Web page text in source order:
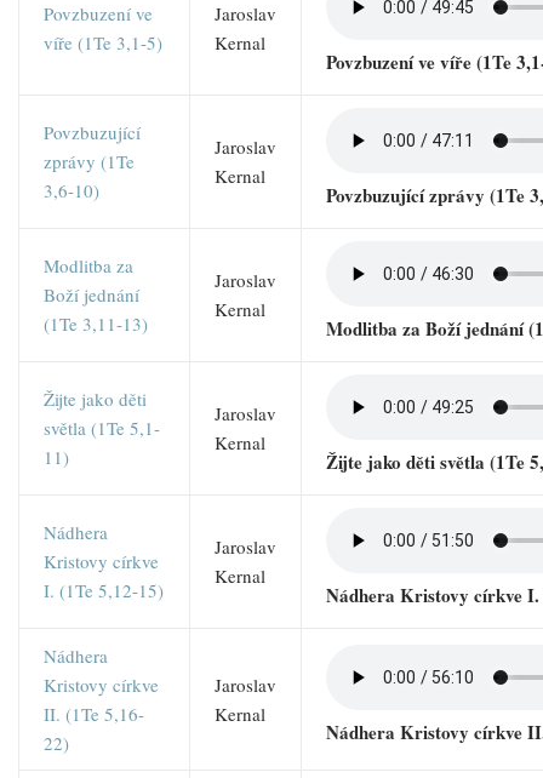
Povzbuzení ve
víře (1Te 3,1-5)
Jaroslav
Kernal
Povzbuzení ve víře (1Te
Povzbuzující
zprávy (1Te
3,6-10)
Jaroslav
Kernal
Povzbuzující zprávy (1Te
Modlitba za
Boží jednání
(1Te 3,11-13)
Jaroslav
Kernal
Modlitba za Boží jednání
Žijte jako děti
světla (1Te 5,1-
11)
Jaroslav
Kernal
Žijte jako děti světla (1Te
Nádhera
Kristovy církve
I. (1Te 5,12-15)
Jaroslav
Kernal
Nádhera Kristovy církve I.
Nádhera
Kristovy církve
II. (1Te 5,16-
22)
Jaroslav
Kernal
Nádhera Kristovy církve